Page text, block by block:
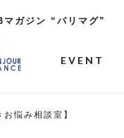
マガジン “パリマグ”
EVENT
悩み相談室】